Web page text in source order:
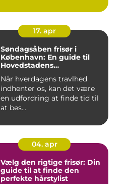
17. apr
Søndagsåben frisør i
København: En guide til
Hovedstadens
Når hverdagens travlhed
indhenter os, kan det være
en udfordring at finde tid til
at bes...
04. apr
Vælg den rigtige frisør: Din
guide til at finde den
perfekte hårstylist